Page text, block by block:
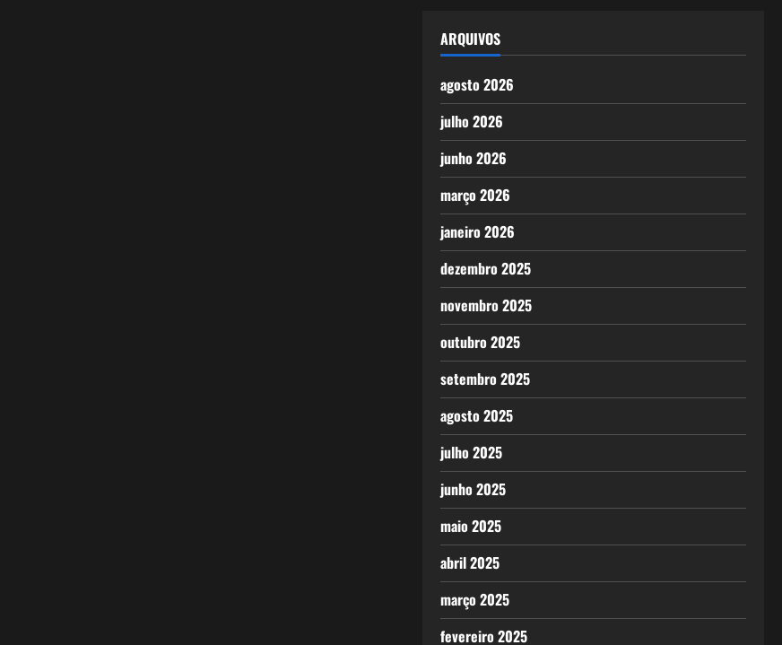
ARQUIVOS
agosto 2026
julho 2026
junho 2026
março 2026
janeiro 2026
dezembro 2025
novembro 2025
outubro 2025
setembro 2025
agosto 2025
julho 2025
junho 2025
maio 2025
abril 2025
março 2025
fevereiro 2025